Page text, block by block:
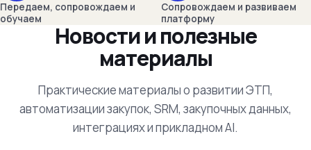
Передаем, сопровождаем и
обучаем
Сопровождаем и развиваем
платформу
Новости и полезные
материалы
Практические материалы о развитии ЭТП,
автоматизации закупок, SRM, закупочных данных,
интеграциях и прикладном AI.